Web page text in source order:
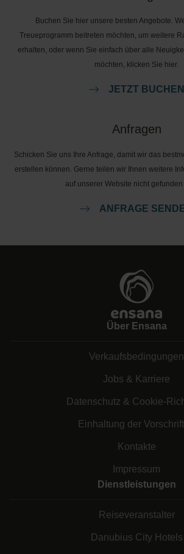
Buchen Sie hier unsere besten Angebote.
Treueprogramm beitreten möchten, um weitere
erhalten, oder wenn Sie einfach über alle
möchten, klicken Sie hier.
JETZT BUCHEN
Anfragen
Schicken Sie uns Ihre Anfrage, damit wir das
erstellen können. Gerne teilen wir Ihnen weitere
auf unserer Website nicht
ANFRAGE
Über Ensana
Verkaufsbedingungen
Jobs & Karriere
Datenschutz & Cookie-
Einhaltung der
Kontakte
Impressum
Dienstleistungen
Reiseveranstalter
Danubius City Hotels